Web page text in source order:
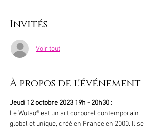
Invités
Voir tout
À propos de l'événement
Jeudi 12 octobre 2023 19h - 20h30 :
Le Wutao® est un art corporel contemporain
global et unique, créé en France en 2000. Il se